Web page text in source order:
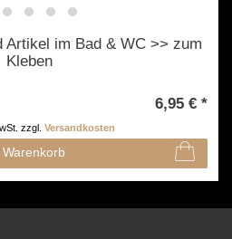
Artikel im Bad & WC >> zum
Kleben
6,95 € *
zzgl. Versandkosten